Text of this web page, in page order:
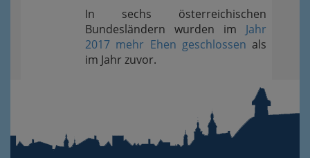
In sechs österreichischen
Bundesländern wurden im Jahr
2017 mehr Ehen geschlossen als
im Jahr zuvor.